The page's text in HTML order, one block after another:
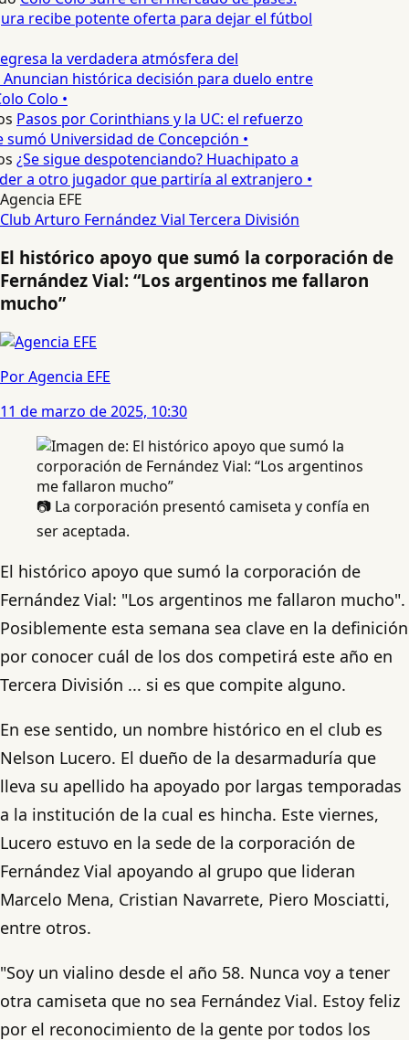
recibe potente oferta para dejar el fútbol
la verdadera atmósfera del
histórica decisión para duelo entre
Colo •
Pasos por Corinthians y la UC: el refuerzo
Universidad de Concepción •
¿Se sigue despotenciando? Huachipato a
a otro jugador que partiría al extranjero •
Agencia EFE
Club Arturo Fernández Vial Tercera División
El histórico apoyo que sumó la corporación de
Fernández Vial: “Los argentinos me fallaron
mucho”
Por Agencia EFE
11 de marzo de 2025, 10:30
📷 La corporación presentó camiseta y confía en
ser aceptada.
El histórico apoyo que sumó la corporación de
Fernández Vial: "Los argentinos me fallaron mucho".
Posiblemente esta semana sea clave en la definición
por conocer cuál de los dos competirá este año en
Tercera División ... si es que compite alguno.
En ese sentido, un nombre histórico en el club es
Nelson Lucero. El dueño de la desarmaduría que
lleva su apellido ha apoyado por largas temporadas
a la institución de la cual es hincha. Este viernes,
Lucero estuvo en la sede de la corporación de
Fernández Vial apoyando al grupo que lideran
Marcelo Mena, Cristian Navarrete, Piero Mosciatti,
entre otros.
"Soy un vialino desde el año 58. Nunca voy a tener
otra camiseta que no sea Fernández Vial. Estoy feliz
por el reconocimiento de la gente por todos los